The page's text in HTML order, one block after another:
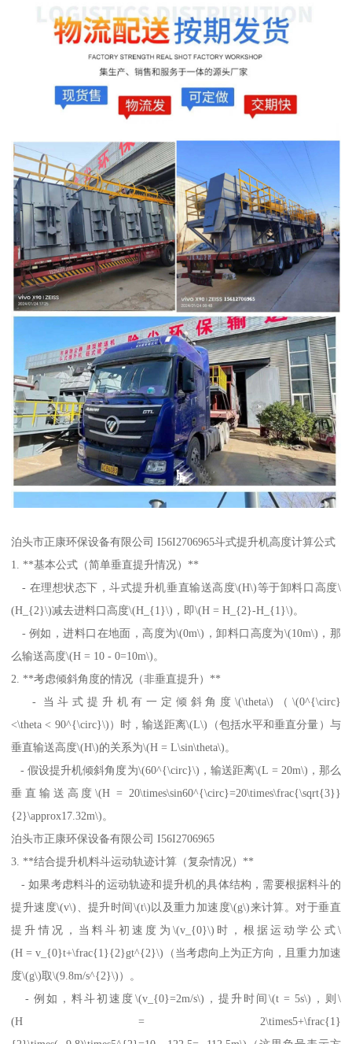
泊头市正康环保设备有限公司 I56I2706965斗式提升机高度计算公式
1. **基本公式（简单垂直提升情况）**
- 在理想状态下，斗式提升机垂直输送高度\(H\)等于卸料口高度\
(H_{2}\)减去进料口高度\(H_{1}\)，即\(H = H_{2}-H_{1}\)。
- 例如，进料口在地面，高度为\(0m\)，卸料口高度为\(10m\)，那
么输送高度\(H = 10 - 0=10m\)。
2. **考虑倾斜角度的情况（非垂直提升）**
- 当斗式提升机有一定倾斜角度\(\theta\)（\(0^{\circ}
<\theta < 90^{\circ}\)）时，输送距离\(L\)（包括水平和垂直分量）与
垂直输送高度\(H\)的关系为\(H = L\sin\theta\)。
- 假设提升机倾斜角度为\(60^{\circ}\)，输送距离\(L = 20m\)，那么
垂直输送高度\(H = 20\times\sin60^{\circ}=20\times\frac{\sqrt{3}}
{2}\approx17.32m\)。
泊头市正康环保设备有限公司 I56I2706965
3. **结合提升机料斗运动轨迹计算（复杂情况）**
- 如果考虑料斗的运动轨迹和提升机的具体结构，需要根据料斗的
提升速度\(v\)、提升时间\(t\)以及重力加速度\(g\)来计算。对于垂直
提升情况，当料斗初速度为\(v_{0}\)时，根据运动学公式\
(H = v_{0}t+\frac{1}{2}gt^{2}\)（当考虑向上为正方向，且重力加速
度\(g\)取\(9.8m/s^{2}\)）。
- 例如，料斗初速度\(v_{0}=2m/s\)，提升时间\(t = 5s\)，则\
(H = 2\times5+\frac{1}